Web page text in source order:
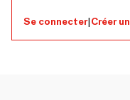
Se connecter|Créer